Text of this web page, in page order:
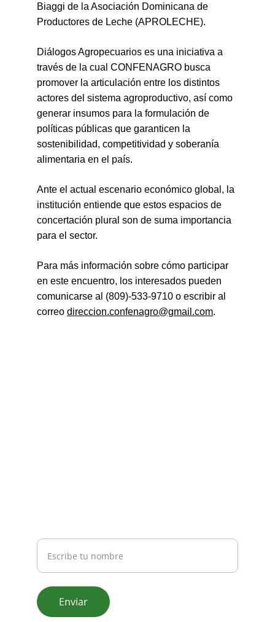
Biaggi de la Asociación Dominicana de
Productores de Leche (APROLECHE).
Diálogos Agropecuarios es una iniciativa a
través de la cual CONFENAGRO busca
promover la articulación entre los distintos
actores del sistema agroproductivo, así como
generar insumos para la formulación de
políticas públicas que garanticen la
sostenibilidad, competitividad y soberanía
alimentaria en el país.
Ante el actual escenario económico global, la
institución entiende que estos espacios de
concertación plural son de suma importancia
para el sector.
Para más información sobre cómo participar
en este encuentro, los interesados pueden
comunicarse al (809)-533-9710 o escribir al
correo direccion.confenagro@gmail.com.
Enviar